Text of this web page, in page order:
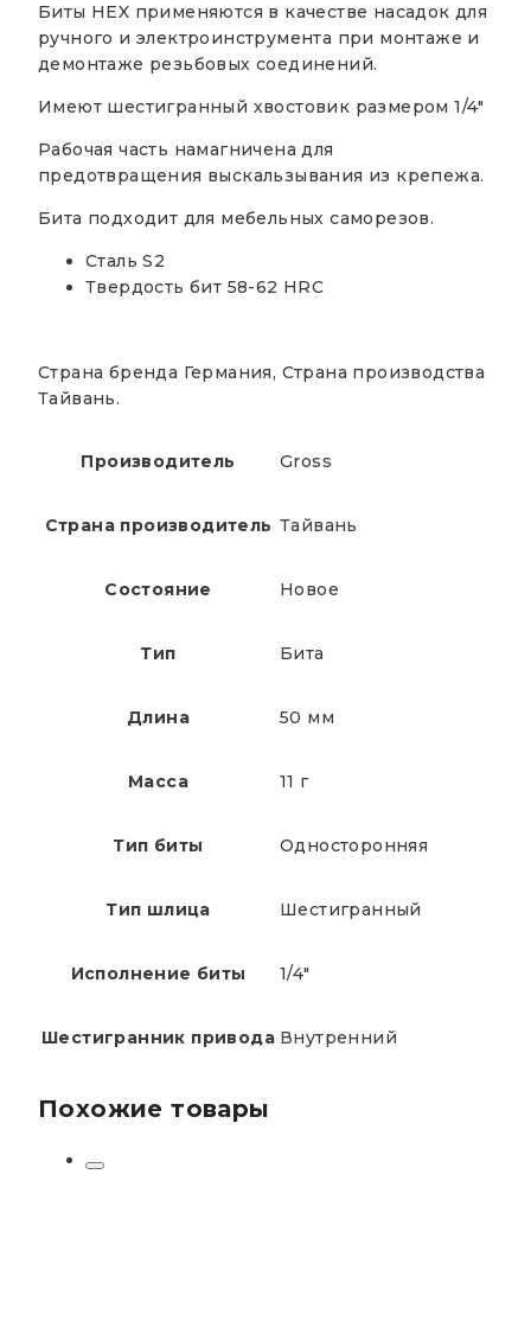
Биты HEX применяются в качестве насадок для
ручного и электроинструмента при монтаже и
демонтаже резьбовых соединений.
Имеют шестигранный хвостовик размером 1/4″
Рабочая часть намагничена для
предотвращения выскальзывания из крепежа.
Бита подходит для мебельных саморезов.
Сталь S2
Твердость бит 58-62 HRС
Страна бренда Германия, Страна производства
Тайвань.
Производитель Gross
Страна производитель Тайвань
Состояние Новое
Тип Бита
Длина 50 мм
Масса 11 г
Тип биты Односторонняя
Тип шлица Шестигранный
Исполнение биты 1/4"
Шестигранник привода Внутренний
Похожие товары